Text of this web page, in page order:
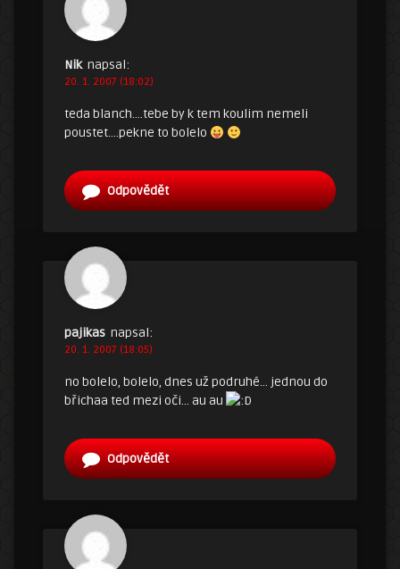
Nik napsal:
20. 1. 2007 (18:02)
teda blanch….tebe by k tem koulim nemeli
poustet….pekne to bolelo
Odpovědět
pajikas napsal:
20. 1. 2007 (18:05)
no bolelo, bolelo, dnes už podruhé… jednou do
břichaa ted mezi oči… au au
Odpovědět